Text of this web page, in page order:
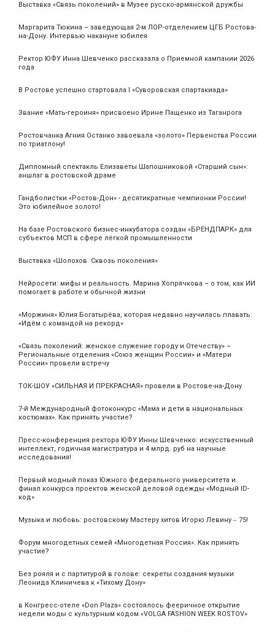
Выставка «Связь поколений» в Музее русско-армянской дружбы
Маргарита Тюкина – заведующая 2-м ЛОР-отделением ЦГБ Ростова-
на-Дону. Интервью накануне юбилея
Ректор ЮФУ Инна Шевченко рассказала о Приемной кампании 2026
года
В Ростове успешно стартовала I «Суворовская спартакиада»
Звание «Мать‑героиня» присвоено Ирине Пащенко из Таганрога
Ростовчанка Агния Останко завоевала «золото» Первенства России
по триатлону!
Дипломный спектакль Елизаветы Шапошниковой «Старший сын»:
аншлаг в ростовской драме
Гандболистки «Ростов-Дон» - десятикратные чемпионки России!
Это юбилейное золото!
На базе Ростовского бизнес-инкубатора создан «БРЕНДПАРК» для
субъектов МСП в сфере лёгкой промышленности
Выставка «Шолохов. Сквозь поколения»
Нейросети: мифы и реальность. Марина Хопрячкова – о том, как ИИ
помогает в работе и обычной жизни
«Моржиня» Юлия Богатырёва, которая недавно научилась плавать:
«Идём с командой на рекорд»
«Связь поколений: женское служение городу и Отечеству» –
Региональные отделения «Союз женщин России» и «Матери
России» провели встречу
ТОК-ШОУ «СИЛЬНАЯ И ПРЕКРАСНАЯ» провели в Ростове-на-Дону
7-й Международный фотоконкурс «Мама и дети в национальных
костюмах». Как принять участие?
Пресс-конференция ректора ЮФУ Инны Шевченко: искусственный
интеллект, годичная магистратура и 4 млрд. руб на научные
исследования!
Первый модный показ Южного федерального университета и
финал конкурса проектов женской деловой одежды «Модный ID-
код»
Музыка и любовь: ростовскому Мастеру хитов Игорю Левину ‒ 75!
Форум многодетных семей «Многодетная Россия». Как принять
участие?
Без рояля и с партитурой в голове: секреты создания музыки
Леонида Клиничева к «Тихому Дону»
в Конгресс-отеле «Don Plaza» состоялось фееричное открытие
недели моды с культурным кодом «VOLGA FASHION WEEK ROSTOV»